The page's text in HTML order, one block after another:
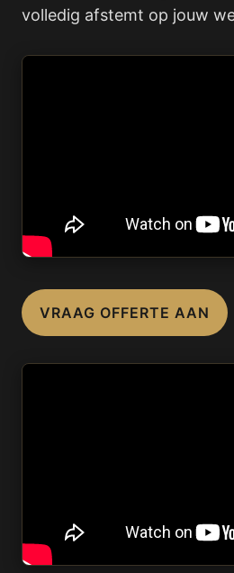
volledig afstemt op jouw
VRAAG OFFERTE AAN